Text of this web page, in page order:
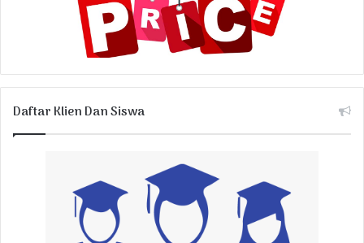
Daftar Klien Dan Siswa